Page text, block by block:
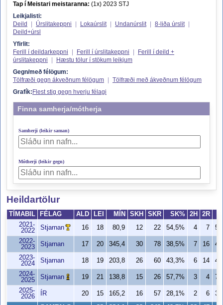
Tap í Meistari meistaranna: (1x) 2023 STJ
Leikjalisti:
Deild
Úrslitakeppni Lokaúrslit Undanúrslit 8-liða úrslit
Deild+úrsl
Yfirlit:
Ferill í deildarkeppni
Ferill í úrslitakeppni
Ferill í deild +
úrslitakeppni
Hæstu tölur í stökum leikjum
Gegn/með félögum:
Tölfræði gegn ákveðnum félögum
Tölfræði með ákveðnum félögum
Grafík: Flest stig gegn hverju félagi
Finna samherja/mótherja
Samherji (leikir saman)
Mótherji (leikir gegn)
Heildartölur
TÍMABIL FÉLAG ALD LEI MÍN SKH SKR SK% 2H 2R
2021-
2022
Stjarnan 16 18 80,9 12 22 54,5% 4 7
2022-
2023
Stjarnan 17 20 345,4 30 78 38,5% 7 16
2023-
2024
Stjarnan 18 19 203,8 26 60 43,3% 6 14
2024-
2025
Stjarnan 19 21 138,8 15 26 57,7% 3 4
2025-
2026
ÍR 20 15 165,2 16 57 28,1% 2 6